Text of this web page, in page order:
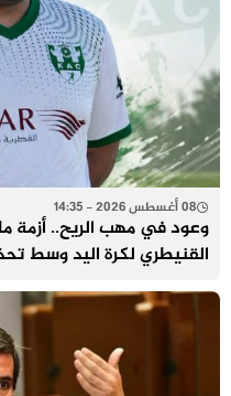
08 أغسطس 2026 - 14:35
وعود في مهب الريح.. أزمة
القنيطري لكرة اليد وسط